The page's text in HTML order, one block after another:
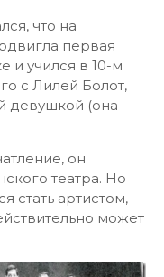
что на
первая
и учился в 10-м
с Лилей Болот,
девушкой (она
он
театра. Но
стать артистом,
может